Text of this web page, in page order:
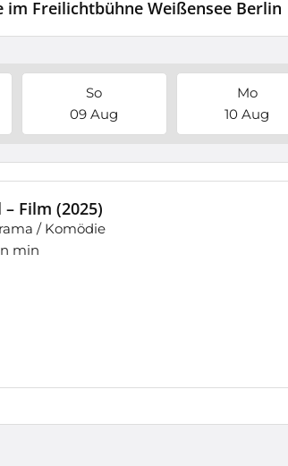
Freilichtbühne Weißensee Berlin
So
09 Aug
Mo
10 Aug
Film (2025)
/ Komödie
min